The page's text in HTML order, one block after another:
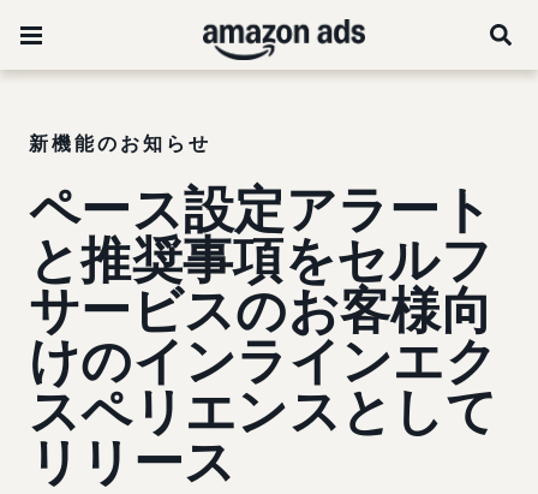
新機能のお知らせ
ペース設定アラート
と推奨事項をセルフ
サービスのお客様向
けのインラインエク
スペリエンスとして
リリース